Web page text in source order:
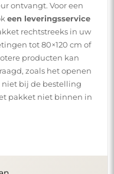
ontvangt. Voor een
een leveringsservice
rechtstreeks in uw
tot 80×120 cm of
producten kan
zoals het openen
niet bij de bestelling
pakket niet binnen in